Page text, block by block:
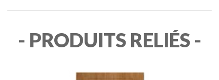
- PRODUITS RELIÉS -